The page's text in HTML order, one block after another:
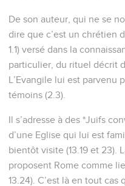
De son auteur, qui ne se
dire que c’est un chrétien
1.1) versé dans la
particulier, du rituel décrit
L’Evangile lui est parvenu
témoins (2.3).
Il s’adresse à des *Juifs
d’une Eglise qui lui est
bientôt visite (13.19 et 23).
proposent Rome comme
13.24). C’est là en tout